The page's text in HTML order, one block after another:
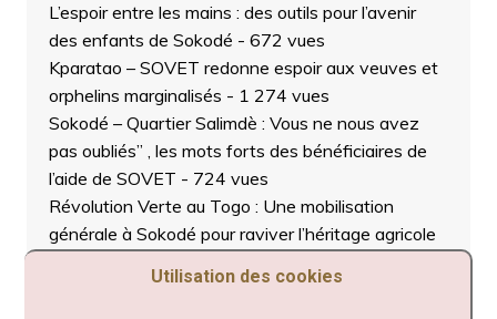
L’espoir entre les mains : des outils pour l’avenir
des enfants de Sokodé - 672 vues
Kparatao – SOVET redonne espoir aux veuves et
orphelins marginalisés - 1 274 vues
Sokodé – Quartier Salimdè : Vous ne nous avez
pas oubliés” , les mots forts des bénéficiaires de
l’aide de SOVET - 724 vues
Révolution Verte au Togo : Une mobilisation
générale à Sokodé pour raviver l’héritage agricole
Renforcement du rôle des chefs traditionnels à
Utilisation des cookies